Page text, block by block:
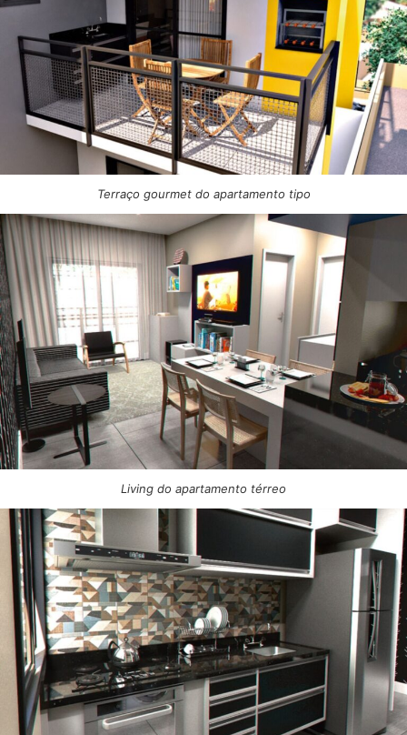
Terraço gourmet do apartamento tipo
Living do apartamento térreo